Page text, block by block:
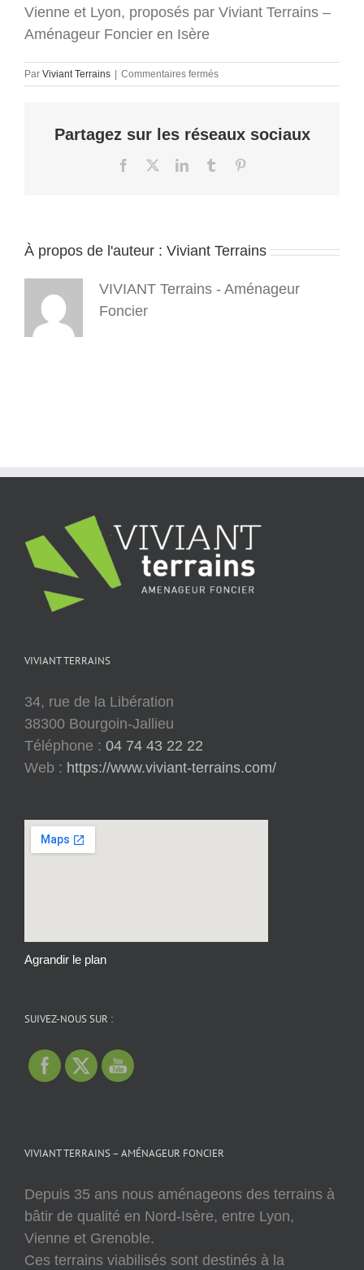
Vienne et Lyon, proposés par Viviant Terrains –
Aménageur Foncier en Isère
Par Viviant Terrains Commentaires ferméssur
terrain-
d-
isere-
4_5-
Partagez sur les réseaux sociaux
Facebook LinkedInTumblr
À propos de l'auteur : Viviant Terrains
VIVIANT Terrains - Aménageur
Foncier
VIVIANT TERRAINS
34, rue de la Libération
38300 Bourgoin-Jallieu
Téléphone : 04 74 43 22 22
Web : https://www.viviant-terrains.com/
Agrandir le plan
SUIVEZ-NOUS SUR :
VIVIANT TERRAINS – AMÉNAGEUR FONCIER
Depuis 35 ans nous aménageons des terrains à
bâtir de qualité en Nord-Isère, entre Lyon,
Vienne et Grenoble.
Ces terrains viabilisés sont destinés à la